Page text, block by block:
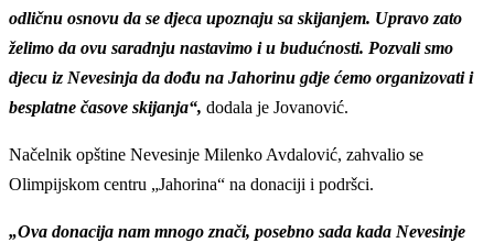
odličnu osnovu da se djeca upoznaju sa skijanjem. Upravo zato
želimo da ovu saradnju nastavimo i u budućnosti. Pozvali smo
djecu iz Nevesinja da dođu na Jahorinu gdje ćemo organizovati i
besplatne časove skijanja“, dodala je Jovanović.
Načelnik opštine Nevesinje Milenko Avdalović, zahvalio se
Olimpijskom centru „Jahorina“ na donaciji i podršci.
„Ova donacija nam mnogo znači, posebno sada kada Nevesinje